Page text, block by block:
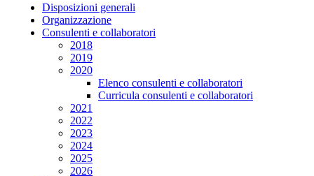
Disposizioni generali
Organizzazione
Consulenti e collaboratori
2018
2019
2020
Elenco consulenti e collaboratori
Curricula consulenti e collaboratori
2021
2022
2023
2024
2025
2026